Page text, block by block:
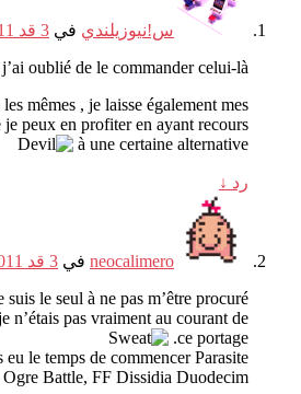
س!نيوزيلندي في 3 قد 2011 في 12 ح 05 لي
oublié de le commander celui-là
mêmes , je laisse également mes
peux en profiter en ayant recours
à une certaine alternative
رد ↓
neocalimero في 3 قد 2011 في 16 ح 13 لي
suis le seul à ne pas m’être procuré
n’étais pas vraiment au courant de
ce portage
.
eu le temps de commencer Parasite
Ogre Battle, FF Dissidia Duodecim